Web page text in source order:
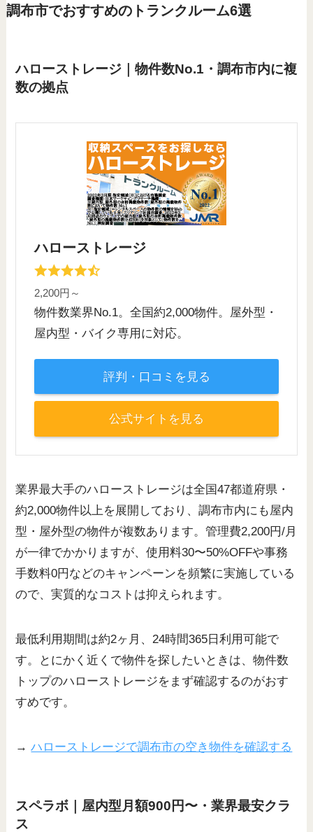
調布市でおすすめのトランクルーム6選
ハローストレージ｜物件数No.1・調布市内に複
数の拠点
ハローストレージ
2,200円～
物件数業界No.1。全国約2,000物件。屋外型・
屋内型・バイク専用に対応。
評判・口コミを見る
公式サイトを見る
業界最大手のハローストレージは全国47都道府県・
約2,000物件以上を展開しており、調布市内にも屋内
型・屋外型の物件が複数あります。管理費2,200円/月
が一律でかかりますが、使用料30〜50%OFFや事務
手数料0円などのキャンペーンを頻繁に実施している
ので、実質的なコストは抑えられます。
最低利用期間は約2ヶ月、24時間365日利用可能で
す。とにかく近くで物件を探したいときは、物件数
トップのハローストレージをまず確認するのがおす
すめです。
→ハローストレージで調布市の空き物件を確認する
スペラボ｜屋内型月額900円〜・業界最安クラ
ス